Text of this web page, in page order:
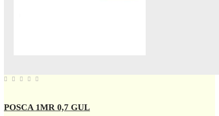
POSCA 1MR 0,7 GUL